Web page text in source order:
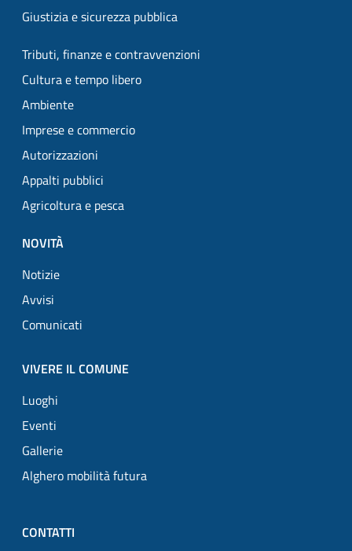
Giustizia e sicurezza pubblica
Tributi, finanze e contravvenzioni
Cultura e tempo libero
Ambiente
Imprese e commercio
Autorizzazioni
Appalti pubblici
Agricoltura e pesca
NOVITÀ
Notizie
Avvisi
Comunicati
VIVERE IL COMUNE
Luoghi
Eventi
Gallerie
Alghero mobilità futura
CONTATTI